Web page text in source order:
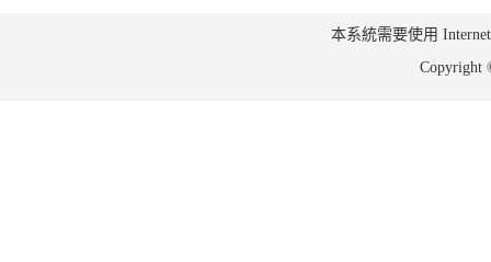
本系統需要使用
Copyright